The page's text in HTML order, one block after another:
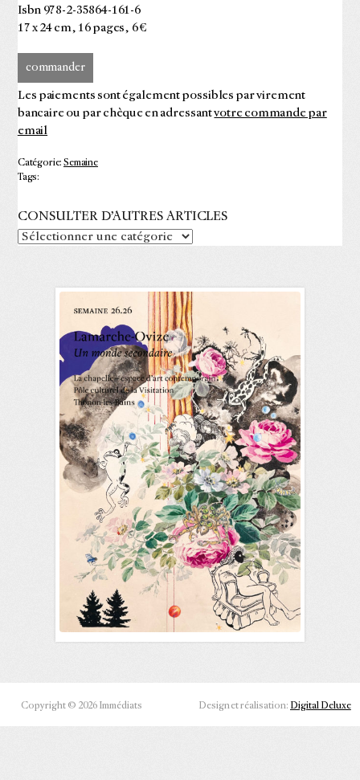
Isbn 978-2-35864-161-6
17 x 24 cm, 16 pages, 6 €
commander
Les paiements sont également possibles par virement
bancaire ou par chèque en adressantvotre commande par
email
Catégorie: Semaine
Tags:
CONSULTER D’AUTRES ARTICLES
Copyright © 2026 Immédiats Design et réalisation: Digital Deluxe